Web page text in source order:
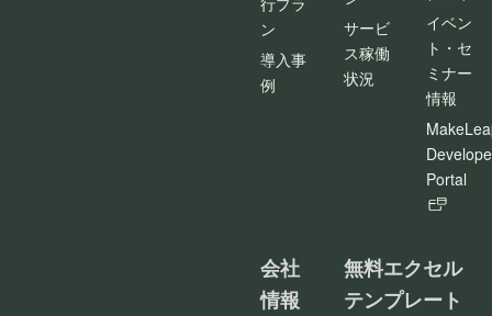
ン
導入事
例
サービ
ス稼働
状況
イベン
ト・セ
ミナー
情報
Portal
会社
情報
無料エクセル
テンプレート